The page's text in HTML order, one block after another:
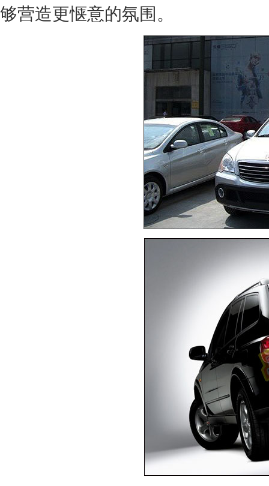
够营造更惬意的氛围。